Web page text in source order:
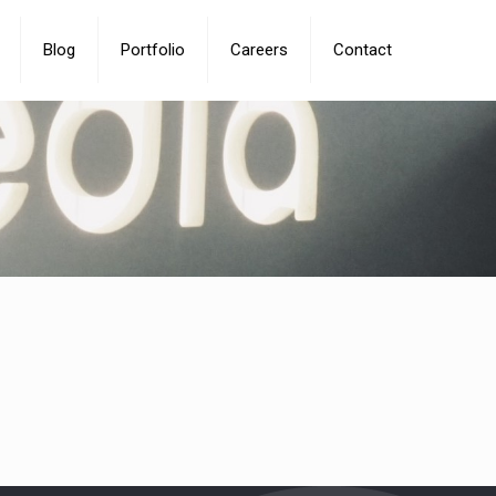
Blog Portfolio Careers Contact